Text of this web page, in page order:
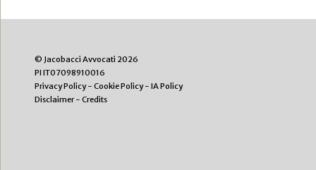
© Jacobacci Avvocati 2026
PI IT07098910016
Privacy Policy- Cookie Policy- IA Policy
Disclaimer- Credits